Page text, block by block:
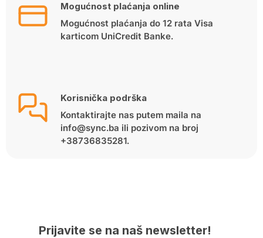
Mogućnost plaćanja online
Mogućnost plaćanja do 12 rata Visa
karticom UniCredit Banke.
Korisnička podrška
Kontaktirajte nas putem maila na
info@sync.ba ili pozivom na broj
+38736835281.
Prijavite se na naš newsletter!